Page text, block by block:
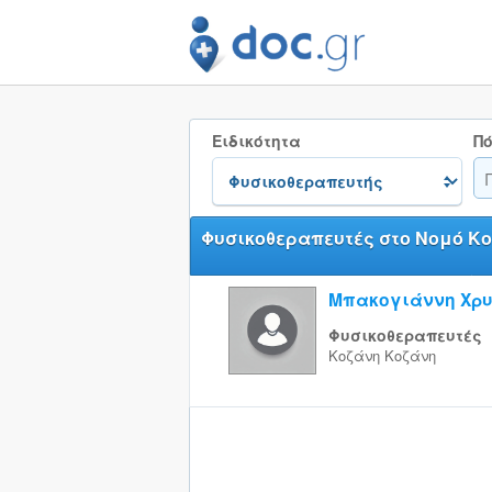
Ειδικότητα
Φυσικοθεραπευτές στο Νομό
Μπακογιάννη
Φυσικοθεραπευτές
Κοζάνη Κοζάνη